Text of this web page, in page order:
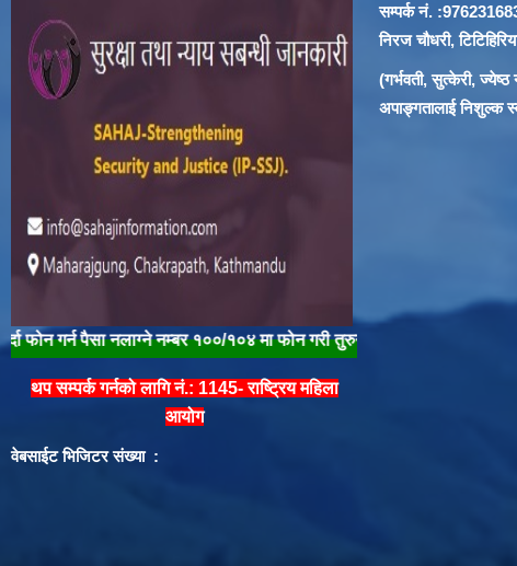
नलाग्ने नम्बर १००/१०४ मा फोन गरी तुरुन्त प्रहरीलाई खबर गरौँ | "लैंगिक हिँसा
थप सम्पर्क गर्नको लागि नं.: 1145- राष्ट्रिय महिला
आयोग
वेबसाईट भिजिटर संख्या :
सम्पर्क नं.
निरज चौधरी,
(गर्भवती, सुत्केरी, ज्येष्ठ
अपाङ्गतालाई निशुल्क